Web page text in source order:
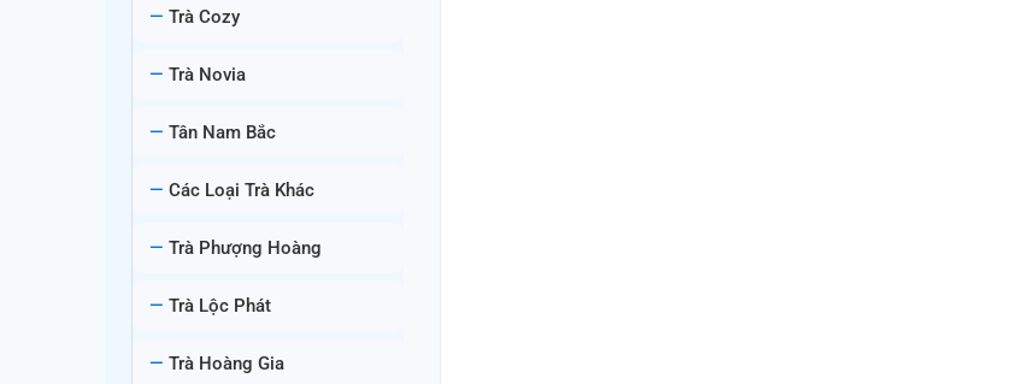
Trà Cozy
Trà Novia
Tân Nam Bắc
Các Loại Trà Khác
Trà Phượng Hoàng
Trà Lộc Phát
Trà Hoàng Gia